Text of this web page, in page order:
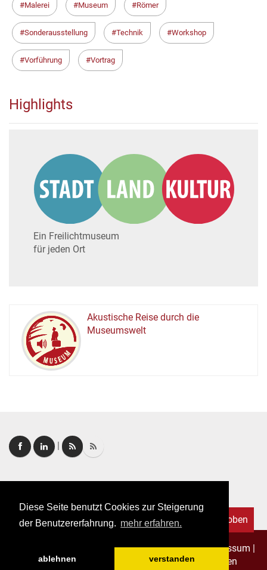
Diese Seite benutzt Cookies zur Steigerung
der Benutzererfahrung. mehr erfahren.
ablehnen verstanden
Malerei Museum Römer
Sonderausstellung Technik Workshop
Vorführung Vortrag
Highlights
Ein Freilichtmuseum
für jeden Ort
MUSEUM
Akustische Reise durch die
Museumswelt
Copyright © 2026. Alle Rechte vorbehalten.–Impressum |
Datenschutz
Allgemeine Geschäftsbedingungen
Nach oben